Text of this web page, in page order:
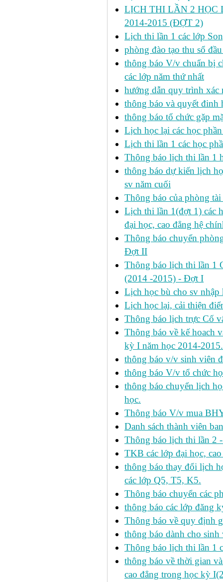
LỊCH THI LẦN 2
2014-2015 (ĐỢT 2)
Lịch thi lần 1 các lớp
phòng đào tạo thu sổ
thông báo V/v chuẩn bị
các lớp năm thứ nhất
hướng dẫn quy trình xác
thông báo và quyết đinh
thông báo tổ chức gặp
Lịch học lại các học
Lịch thi lần 1 các học
Thông báo lịch thi lần 1
thông báo dự kiến lịch
sv năm cuối
Thông báo của phòng
Lịch thi lần 1(đợt 1) các
đại học, cao đẳng hệ
Thông báo chuyển
Đợt II
Thông báo lịch thi lần 1
(2014 -2015) - Đợt I
Lịch học bù cho sv
Lịch học lại, cải thiện
Thông báo lịch trực Cố
Thông báo về kế hoach
kỳ I năm học 2014-2015.
thông báo v/v sinh viên
thông báo V/v tổ chức
thông báo chuyển lịch
học.
Thông báo V/v mua
Danh sách thành viên
Thông báo lịch thi lần 2
TKB các lớp đại học,
thông báo thay đổi lịch
các lớp Q5, T5, K5.
Thông báo chuyển các
thông báo các lớp đăng
Thông báo về quy định
thông báo dành cho
Thông báo lịch thi lần 1
thông báo về thời gian
cao đẳng trong học kỳ